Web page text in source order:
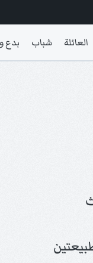
العائلة شباب بدع